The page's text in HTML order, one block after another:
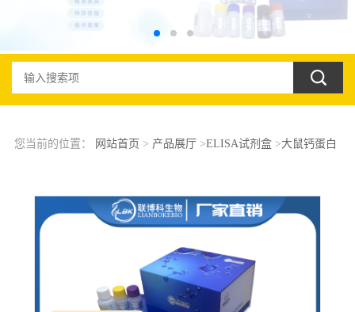
您当前的位置： 网站首页 > 产品展厅 >ELISA试剂盒>大鼠钙蛋白